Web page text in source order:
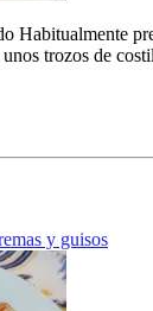
Habitualmente
unos trozos de
y guisos